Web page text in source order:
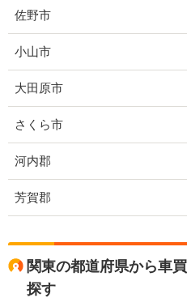
佐野市
小山市
大田原市
さくら市
河内郡
芳賀郡
関東の都道府県から車
探す